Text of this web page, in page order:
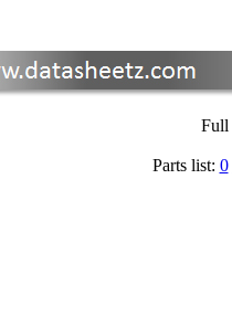
Full
Parts list: 0